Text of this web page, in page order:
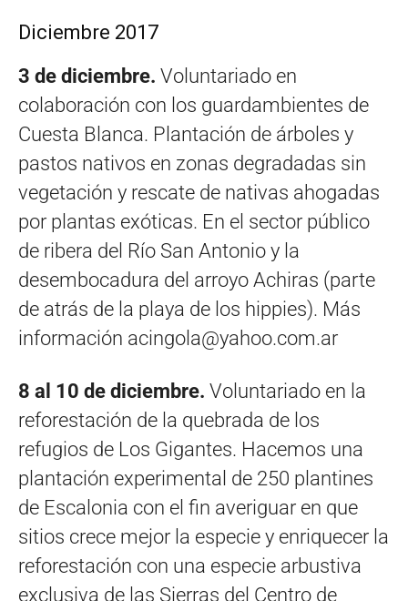
Diciembre 2017
3 de diciembre. Voluntariado en
colaboración con los guardambientes de
Cuesta Blanca. Plantación de árboles y
pastos nativos en zonas degradadas sin
vegetación y rescate de nativas ahogadas
por plantas exóticas. En el sector público
de ribera del Río San Antonio y la
desembocadura del arroyo Achiras (parte
de atrás de la playa de los hippies). Más
información acingola@yahoo.com.ar
8 al 10 de diciembre. Voluntariado en la
reforestación de la quebrada de los
refugios de Los Gigantes. Hacemos una
plantación experimental de 250 plantines
de Escalonia con el fin averiguar en que
sitios crece mejor la especie y enriquecer la
reforestación con una especie arbustiva
exclusiva de las Sierras del Centro de